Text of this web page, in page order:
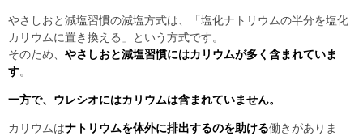
やさしおと減塩習慣の減塩方式は、「塩化ナトリウムの半分を塩化
カリウムに置き換える」という方式です。
そのため、 やさしおと減塩習慣にはカリウムが多く含まれていま
す。
一方で、ウレシオにはカリウムは含まれていません。
カリウムはナトリウムを体外に排出するのを助ける働きがありま